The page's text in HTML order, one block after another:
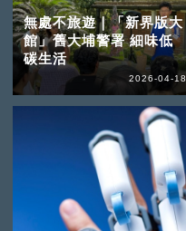
無處不旅遊｜「新界版大
館」舊大埔警署 細味低
碳生活
2026-04-18